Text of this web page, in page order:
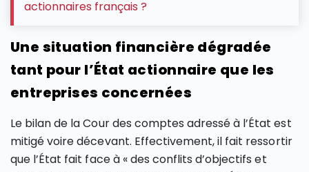
actionnaires français ?
Une situation financière dégradée
tant pour l’État actionnaire que les
entreprises concernées
Le bilan de la Cour des comptes adressé à l’État est
mitigé voire décevant. Effectivement, il fait ressortir
que l’État fait face à « des conflits d’objectifs et